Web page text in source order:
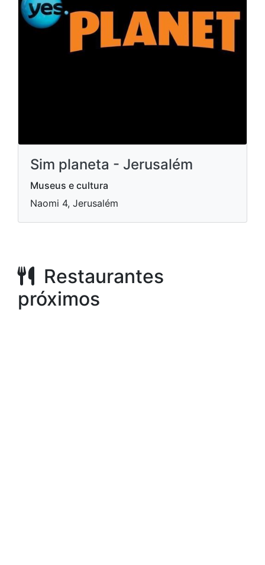
Sim planeta - Jerusalém
Museus e cultura
Naomi 4, Jerusalém
Restaurantes
próximos